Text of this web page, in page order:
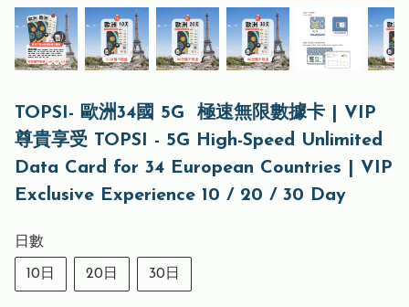
TOPSI- 歐洲34國 5G 極速無限數據卡 | VIP
尊貴享受 TOPSI - 5G High-Speed ​​Unlimited
Data Card for 34 European Countries | VIP
Exclusive Experience 10 / 20 / 30 Day
日數
10日 20日 30日